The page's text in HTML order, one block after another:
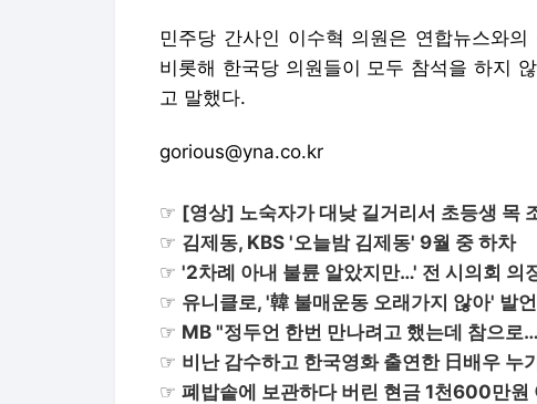
민주당 간사인 이수혁 의원은 연합뉴스와
비롯해 한국당 의원들이 모두 참석을 하지
고 말했다.
gorious@yna.co.kr
☞ [영상] 노숙자가 대낮 길거리서 초등생 목
☞ 김제동, KBS '오늘밤 김제동' 9월 중 하차
☞ '2차례 아내 불륜 알았지만…' 전 시의회 의
☞ 유니클로, '韓 불매운동 오래가지 않아' 발
☞ MB "정두언 한번 만나려고 했는데 참으로
☞ 비난 감수하고 한국영화 출연한 日배우 누
☞ 폐밥솥에 보관하다 버린 현금 1천600만원